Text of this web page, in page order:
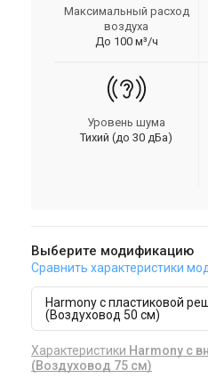
Максимальный расход
воздуха
До 100 м³/ч
Уровень шума
Тихий (до 30 дБа)
Выберите модификацию
Сравнить характеристики
Harmony с пластиковой
(Воздуховод 50 см)
Характеристики Harmony с
(Воздуховод 75 см)